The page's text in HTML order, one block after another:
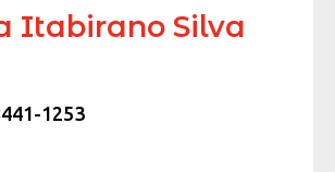
Itabirano Silva
1253